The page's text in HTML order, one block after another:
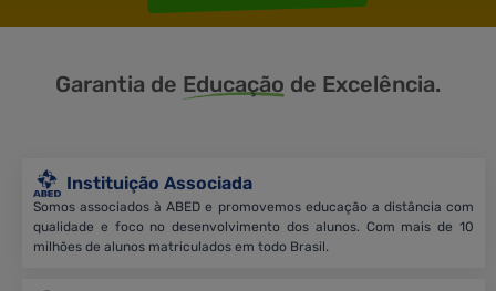
Garantia de Educação de Excelência.
Instituição Associada
Somos associados à ABED e promovemos educação a distância com
qualidade e foco no desenvolvimento dos alunos. Com mais de 10
milhões de alunos matriculados em todo Brasil.